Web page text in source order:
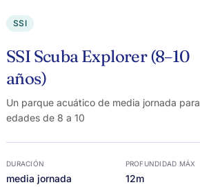
SSI
SSI Scuba Explorer (8–10
años)
Un parque acuático de media jornada para
edades de 8 a 10
DURACIÓN
media jornada
PROFUNDIDAD MÁX
12m